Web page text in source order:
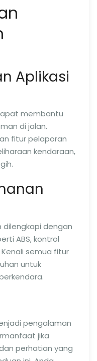
Aplikasi
membantu
di jalan.
fitur pelaporan
kendaraan,
dilengkapi dengan
ABS, kontrol
semua fitur
untuk
pengalaman
jika
perhatian yang